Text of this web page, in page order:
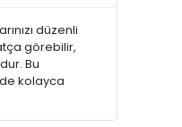
düzenli
görebilir,
Bu
kolayca